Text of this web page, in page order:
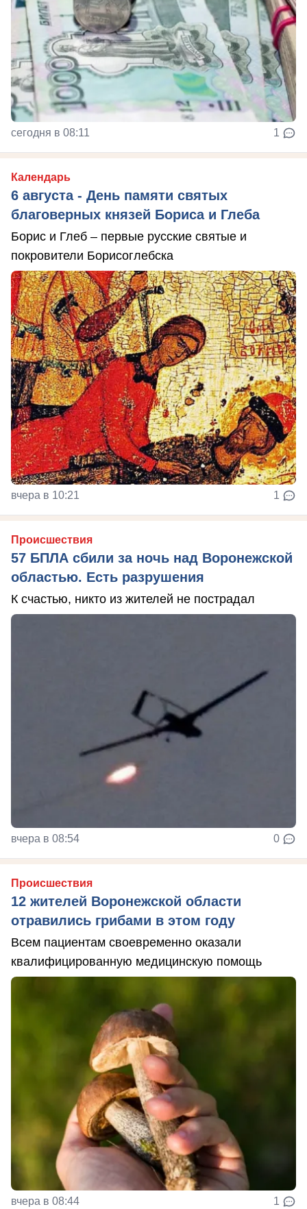
сегодня в 08:11 1
Календарь
6 августа - День памяти святых
благоверных князей Бориса и Глеба
Борис и Глеб – первые русские святые и
покровители Борисоглебска
вчера в 10:21 1
Происшествия
57 БПЛА сбили за ночь над Воронежской
областью. Есть разрушения
К счастью, никто из жителей не пострадал
вчера в 08:54 0
Происшествия
12 жителей Воронежской области
отравились грибами в этом году
Всем пациентам своевременно оказали
квалифицированную медицинскую помощь
вчера в 08:44 1